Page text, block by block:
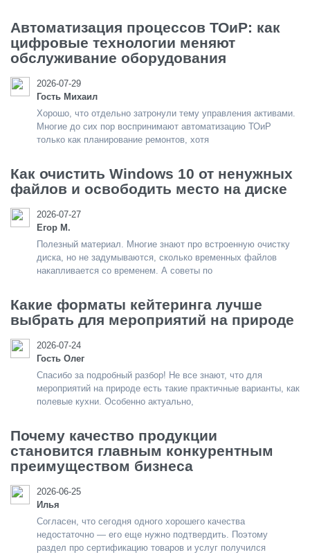
Автоматизация процессов ТОиР: как
цифровые технологии меняют
обслуживание оборудования
2026-07-29
Гость Михаил
Хорошо, что отдельно затронули тему управления активами.
Многие до сих пор воспринимают автоматизацию ТОиР
только как планирование ремонтов, хотя
Как очистить Windows 10 от ненужных
файлов и освободить место на диске
2026-07-27
Егор М.
Полезный материал. Многие знают про встроенную очистку
диска, но не задумываются, сколько временных файлов
накапливается со временем. А советы по
Какие форматы кейтеринга лучше
выбрать для мероприятий на природе
2026-07-24
Гость Олег
Спасибо за подробный разбор! Не все знают, что для
мероприятий на природе есть такие практичные варианты, как
полевые кухни. Особенно актуально,
Почему качество продукции
становится главным конкурентным
преимуществом бизнеса
2026-06-25
Илья
Согласен, что сегодня одного хорошего качества
недостаточно — его еще нужно подтвердить. Поэтому
раздел про сертификацию товаров и услуг получился